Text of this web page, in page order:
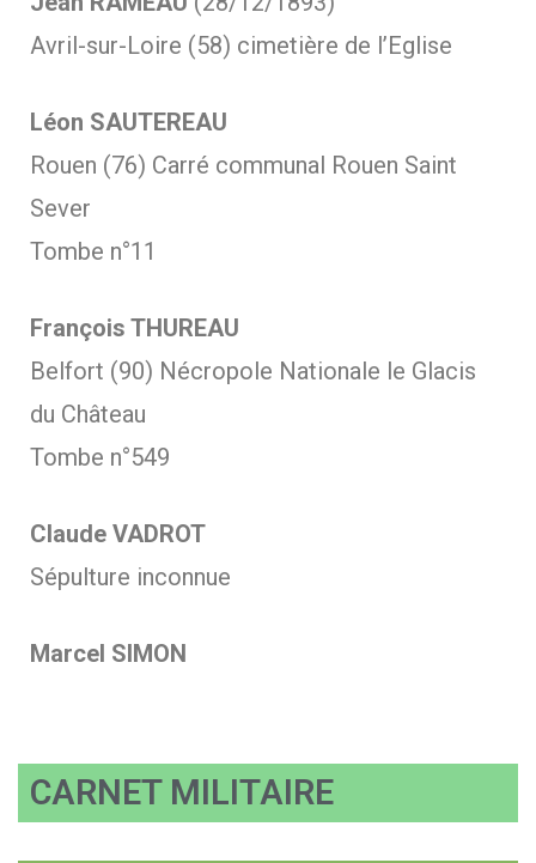
Avril-sur-Loire (58) cimetière de l’Eglise
Léon SAUTEREAU
Rouen (76) Carré communal Rouen Saint
Sever
Tombe n°11
François THUREAU
Belfort (90) Nécropole Nationale le Glacis
du Château
Tombe n°549
Claude VADROT
Sépulture inconnue
Marcel SIMON
CARNET MILITAIRE